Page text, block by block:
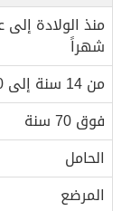
شهراً
من 14 سنة إلى 70 سنة
فوق 70 سنة
الحامل
المرضع